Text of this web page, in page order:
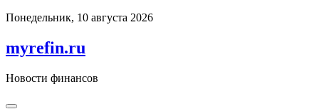
Перейти
содержимому
Понедельник, 10 августа 2026
myrefin.ru
Новости финансов